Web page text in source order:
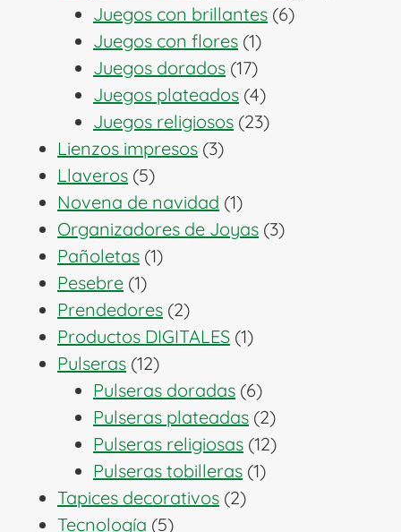
Juegos con brillantes 66
Juegos con flores 11
producto
Juegos dorados 1717
productos
Juegos plateados 44
productos
Juegos religiosos 2323
Lienzos impresos 33
Llaveros 55
productos
Novena de navidad 11
producto
Organizadores de Joyas 33
Pañoletas 11
Pesebre 11
producto
Prendedores 22
productos
Productos DIGITALES 11
Pulseras 1212
productos
Pulseras doradas 66
productos
Pulseras plateadas 22
productos
Pulseras religiosas 1212
Pulseras tobilleras 11
Tapices decorativos 22
Tecnología 55